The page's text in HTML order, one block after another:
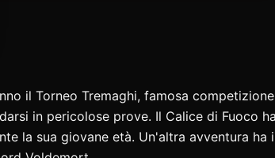
il Torneo Tremaghi, famosa
in pericolose prove. Il Calice di Fuoco
la sua giovane età. Un'altra avventura